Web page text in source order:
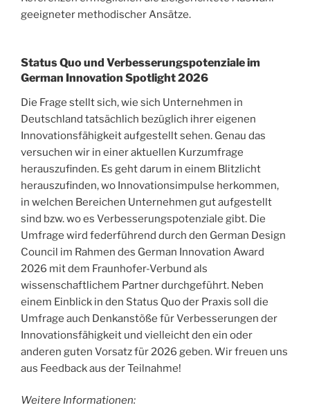
geeigneter methodischer Ansätze.
Status Quo und Verbesserungspotenziale im
German Innovation Spotlight 2026
Die Frage stellt sich, wie sich Unternehmen in
Deutschland tatsächlich bezüglich ihrer eigenen
Innovationsfähigkeit aufgestellt sehen. Genau das
versuchen wir in einer aktuellen Kurzumfrage
herauszufinden. Es geht darum in einem Blitzlicht
herauszufinden, wo Innovationsimpulse herkommen,
in welchen Bereichen Unternehmen gut aufgestellt
sind bzw. wo es Verbesserungspotenziale gibt. Die
Umfrage wird federführend durch den German Design
Council im Rahmen des German Innovation Award
2026 mit dem Fraunhofer-Verbund als
wissenschaftlichem Partner durchgeführt. Neben
einem Einblick in den Status Quo der Praxis soll die
Umfrage auch Denkanstöße für Verbesserungen der
Innovationsfähigkeit und vielleicht den ein oder
anderen guten Vorsatz für 2026 geben. Wir freuen uns
aus Feedback aus der Teilnahme!
Weitere Informationen: